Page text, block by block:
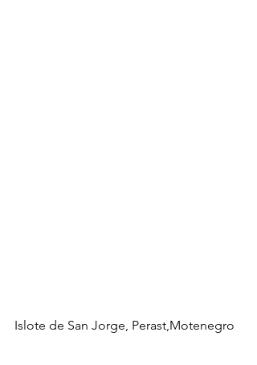
Islote de San Jorge, Perast,Motenegro